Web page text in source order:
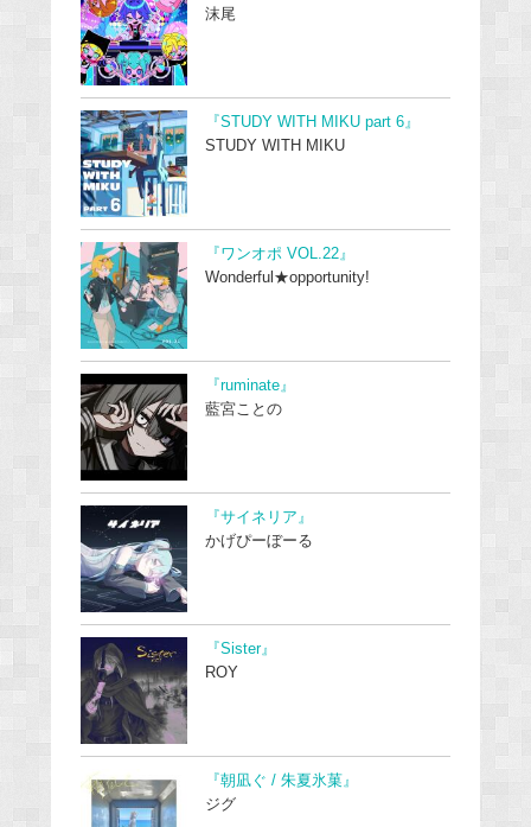
沫尾
『STUDY WITH MIKU part 6』
STUDY WITH MIKU
『ワンオポ VOL.22』
Wonderful★opportunity!
『ruminate』
藍宮ことの
『サイネリア』
かげぴーぼーる
『Sister』
ROY
『朝凪ぐ / 朱夏氷菓』
ジグ